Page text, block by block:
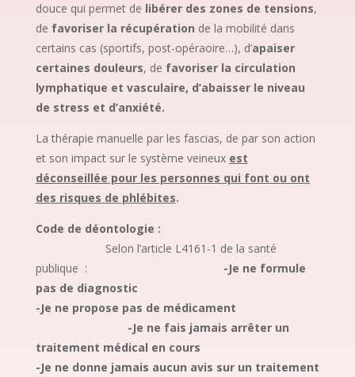
douce qui permet de libérer des zones de tensions,
de favoriser la récupération de la mobilité dans
certains cas (sportifs, post-opéraoire…), d’apaiser
certaines douleurs, de favoriser la circulation
lymphatique et vasculaire, d’abaisser le niveau
de stress et d’anxiété.
La thérapie manuelle par les fascias, de par son action
et son impact sur le système veineux est
déconseillée pour les personnes qui font ou ont
des risques de phlébites.
Code de déontologie :
Selon l’article L4161-1 de la santé
publique : -Je ne formule
pas de diagnostic
-Je ne propose pas de médicament
-Je ne fais jamais arrêter un
traitement médical en cours
-Je ne donne jamais aucun avis sur un traitement